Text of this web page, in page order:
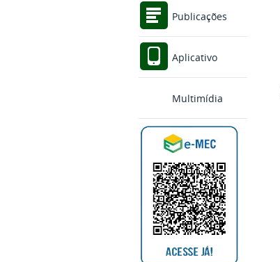
Publicações
Aplicativo
Multimídia